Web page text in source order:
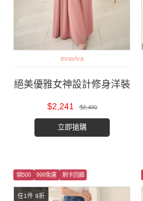
evaviva
絕美優雅女神設計修身洋裝
$2,241 $2,490
立即搶購
任1件 9折
領500 999免運 刷卡回饋